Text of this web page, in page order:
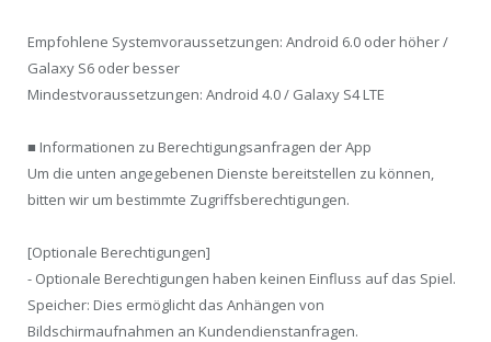
Empfohlene Systemvoraussetzungen: Android 6.0 oder höher /
Galaxy S6 oder besser
Mindestvoraussetzungen: Android 4.0 / Galaxy S4 LTE
■ Informationen zu Berechtigungsanfragen der App
Um die unten angegebenen Dienste bereitstellen zu können,
bitten wir um bestimmte Zugriffsberechtigungen.
[Optionale Berechtigungen]
- Optionale Berechtigungen haben keinen Einfluss auf das Spiel.
Speicher: Dies ermöglicht das Anhängen von
Bildschirmaufnahmen an Kundendienstanfragen.